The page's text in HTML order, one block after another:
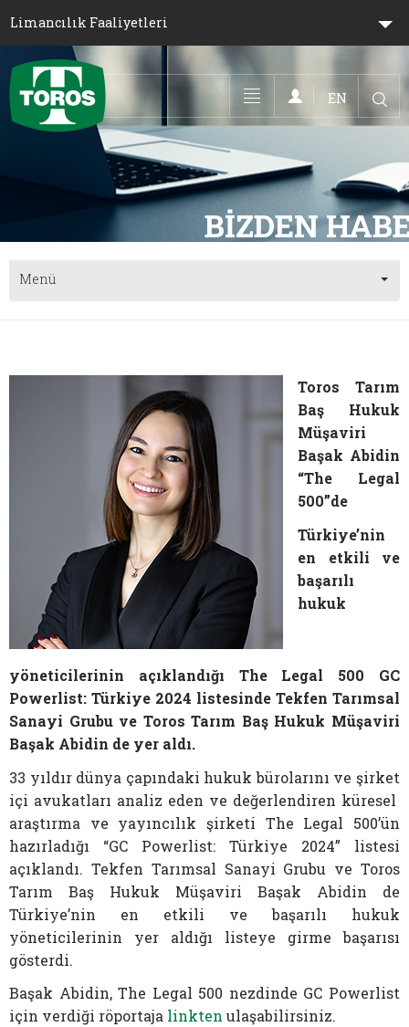
Limancılık Faaliyetleri
Toggle navigation
EN
Menü
Toros Tarım
Baş Hukuk
Müşaviri
Başak Abidin
“The Legal
500”de
Türkiye’nin
en etkili ve
başarılı
hukuk
yöneticilerinin açıklandığı The Legal 500 GC
Powerlist: Türkiye 2024 listesinde Tekfen Tarımsal
Sanayi Grubu ve Toros Tarım Baş Hukuk Müşaviri
Başak Abidin de yer aldı.
33 yıldır dünya çapındaki hukuk bürolarını ve şirket
içi avukatları analiz eden ve değerlendiren küresel
araştırma ve yayıncılık şirketi The Legal 500’ün
hazırladığı “GC Powerlist: Türkiye 2024” listesi
açıklandı. Tekfen Tarımsal Sanayi Grubu ve Toros
Tarım Baş Hukuk Müşaviri Başak Abidin de
Türkiye’nin en etkili ve başarılı hukuk
yöneticilerinin yer aldığı listeye girme başarısı
gösterdi.
Başak Abidin, The Legal 500 nezdinde GC Powerlist
için verdiği röportaja linkten ulaşabilirsiniz.